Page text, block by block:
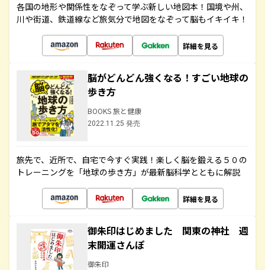
各国の地形や関係性をなぞって学ぶ新しい地図本！国境や州、
川や街道、鉄道線など旅気分で地図をなぞって脳もイキイキ！
詳細を見る
脳がどんどん強くなる！すごい地球の
歩き方
BOOKS 旅と健康
2022.11.25 発売
旅先で、近所で、自宅で今すぐ実践！楽しく脳を鍛える５０の
トレーニングを「地球の歩き方」が最新脳科学とともに解説
詳細を見る
御朱印はじめました 関東の神社 週
末開運さんぽ
御朱印